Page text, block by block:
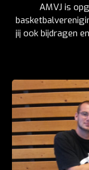
AMVJ is
jij ook bijdragen